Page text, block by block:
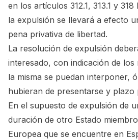
en los artículos 312.1, 313.1 y
la expulsión se llevará a efecto
pena privativa de libertad.
La resolución de expulsión
interesado, con indicación de
la misma se puedan interponer,
hubieran de presentarse y plazo
En el supuesto de expulsión de
duración de otro Estado
Europea que se encuentre en